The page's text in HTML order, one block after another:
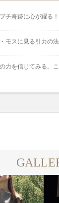
チ奇跡に心が躍る！
モスに見る引力の法
力を信じてみる。